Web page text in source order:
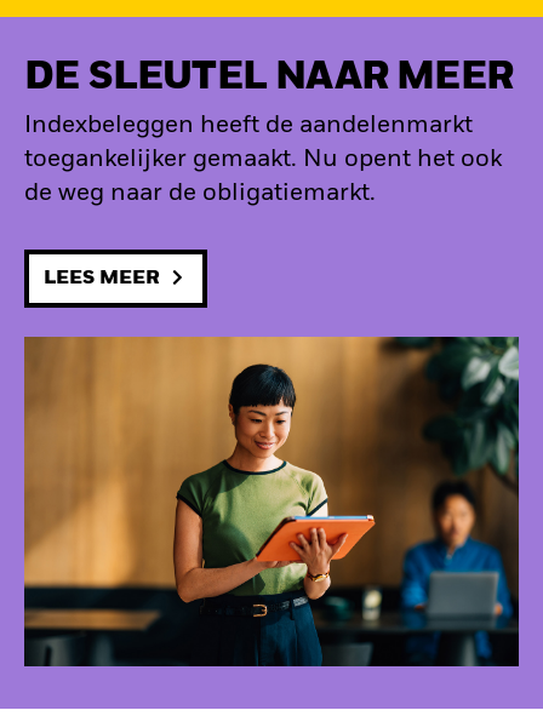
DE SLEUTEL NAAR MEER
Indexbeleggen heeft de aandelenmarkt
toegankelijker gemaakt. Nu opent het ook
de weg naar de obligatiemarkt.
LEES MEER